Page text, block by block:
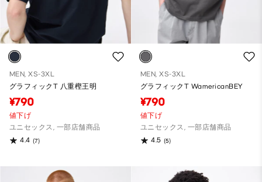
MEN, XS-3XL
グラフィックT 八重樫王明
¥790
値下げ
ユニセックス, 一部店舗商品
4.4 (7)
MEN, XS-3XL
グラフィックT WamericanBEY
¥790
値下げ
ユニセックス, 一部店舗商品
4.5 (5)